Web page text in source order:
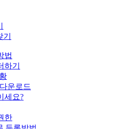
법
하기
운로드
세요?
한